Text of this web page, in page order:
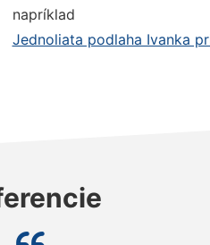
napríklad
Jednoliata podlaha Ivanka